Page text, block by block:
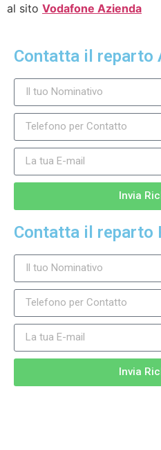
al sito Vodafone Azienda
Contatta il reparto
Invia
Contatta il reparto
Invia